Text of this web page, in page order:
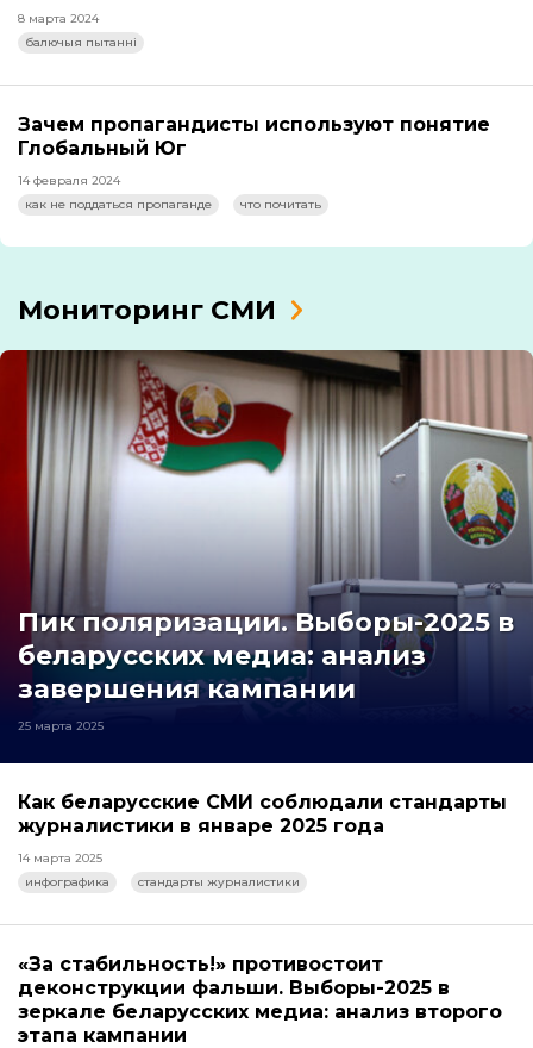
8 марта 2024
балючыя пытанні
Зачем пропагандисты используют понятие
Глобальный Юг
14 февраля 2024
как не поддаться пропаганде
что почитать
Мониторинг СМИ
Пик поляризации. Выборы-2025 в
беларусских медиа: анализ
завершения кампании
25 марта 2025
Как беларусские СМИ соблюдали стандарты
журналистики в январе 2025 года
14 марта 2025
инфографика
стандарты журналистики
«За стабильность!» противостоит
деконструкции фальши. Выборы-2025 в
зеркале беларусских медиа: анализ второго
этапа кампании